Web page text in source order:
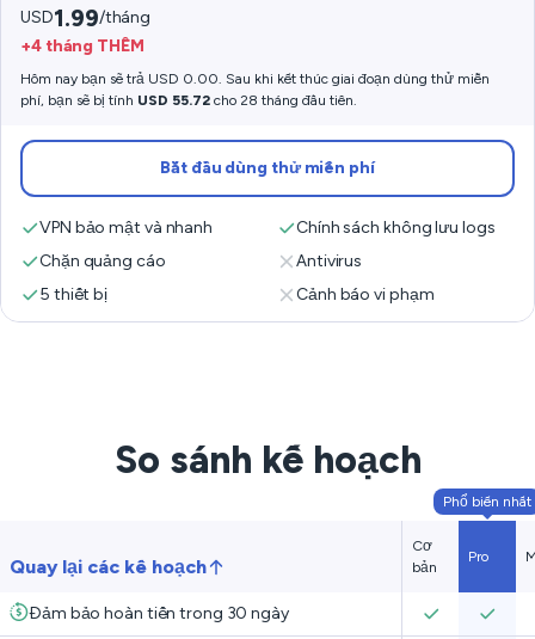
USD1.99/tháng
+4 tháng THÊM
Hôm nay bạn sẽ trả USD 0.00. Sau khi kết thúc giai đoạn dùng thử miễn
phí, bạn sẽ bị tính USD 55.72 cho 28 tháng đầu tiên.
Bắt đầu dùng thử miễn phí
VPN bảo mật và nhanh
Chính sách không lưu logs
Chặn quảng cáo
Antivirus
5 thiết bị
Cảnh báo vi phạm
So sánh kế hoạch
Quay lại các kế hoạch
Cơ
bản
Pro
Phổ biến nhất
Đảm bảo hoàn tiền trong 30 ngày